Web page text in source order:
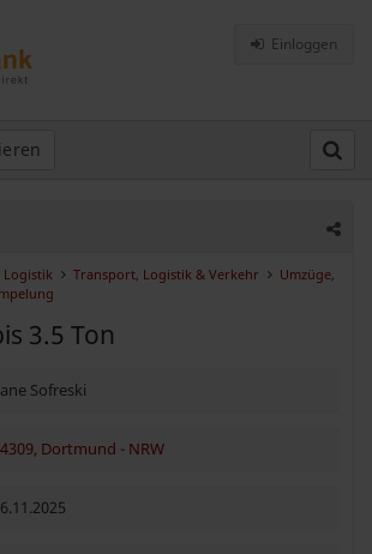
Einloggen
Logistik Transport, Logistik & Verkehr
Umzüge,
3.5 Ton
Sofreski
Dortmund - NRW